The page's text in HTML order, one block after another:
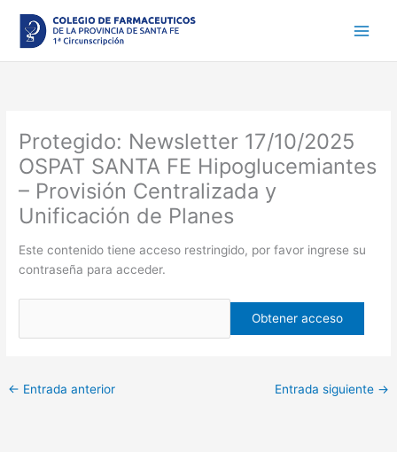
contenido
Protegido: Newsletter 17/10/2025
OSPAT SANTA FE Hipoglucemiantes
– Provisión Centralizada y
Unificación de Planes
Este contenido tiene acceso restringido, por favor ingrese su
contraseña para acceder.
← Entrada anterior Entrada siguiente →